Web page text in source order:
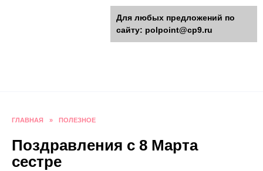
polpoint.ru - Разнообразные
поделки к праздникам
ГЛАВНАЯ » ПОЛЕЗНОЕ
Поздравления с 8 Марта
сестре
Для любых предложений по
сайту: polpoint@cp9.ru